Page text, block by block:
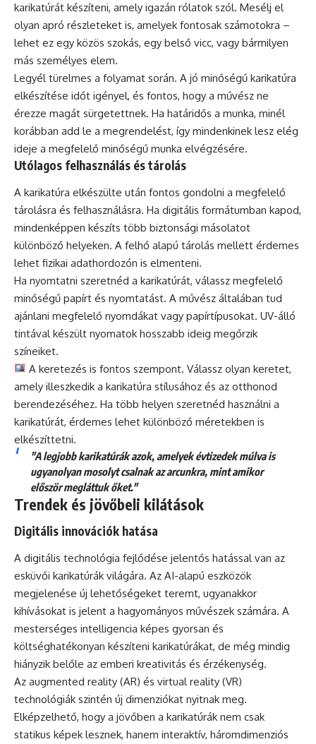
karikatúrát készíteni, amely igazán rólatok szól. Mesélj el
olyan apró részleteket is, amelyek fontosak számotokra –
lehet ez egy közös szokás, egy belső vicc, vagy bármilyen
más személyes elem.
Legyél türelmes a folyamat során. A jó minőségű karikatúra
elkészítése időt igényel, és fontos, hogy a művész ne
érezze magát sürgetettnek. Ha határidős a munka, minél
korábban add le a megrendelést, így mindenkinek lesz elég
ideje a megfelelő minőségű munka elvégzésére.
Utólagos felhasználás és tárolás
A karikatúra elkészülte után fontos gondolni a megfelelő
tárolásra és felhasználásra. Ha digitális formátumban kapod,
mindenképpen készíts több biztonsági másolatot
különböző helyeken. A felhő alapú tárolás mellett érdemes
lehet fizikai adathordozón is elmenteni.
Ha nyomtatni szeretnéd a karikatúrát, válassz megfelelő
minőségű papírt és nyomtatást. A művész általában tud
ajánlani megfelelő nyomdákat vagy papírtípusokat. UV-álló
tintával készült nyomatok hosszabb ideig megőrzik
színeiket.
A keretezés is fontos szempont. Válassz olyan keretet,
amely illeszkedik a karikatúra stílusához és az otthonod
berendezéséhez. Ha több helyen szeretnéd használni a
karikatúrát, érdemes lehet különböző méretekben is
elkészíttetni.
"A legjobb karikatúrák azok, amelyek évtizedek múlva is
ugyanolyan mosolyt csalnak az arcunkra, mint amikor
először megláttuk őket."
Trendek és jövőbeli kilátások
Digitális innovációk hatása
A digitális technológia fejlődése jelentős hatással van az
esküvői karikatúrák világára. Az AI-alapú eszközök
megjelenése új lehetőségeket teremt, ugyanakkor
kihívásokat is jelent a hagyományos művészek számára. A
mesterséges intelligencia képes gyorsan és
költséghatékonyan készíteni karikatúrákat, de még mindig
hiányzik belőle az emberi kreativitás és érzékenység.
Az augmented reality (AR) és virtual reality (VR)
technológiák szintén új dimenziókat nyitnak meg.
Elképzelhető, hogy a jövőben a karikatúrák nem csak
statikus képek lesznek, hanem interaktív, háromdimenziós